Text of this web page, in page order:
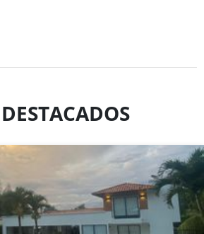
DESTACADOS